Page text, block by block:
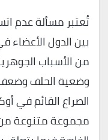
تُعتبر مسألة عدم
بين الدول
من الأسباب
وضعية الحلف وضعف
الصراع القائم في
مجموعة متنوعة من